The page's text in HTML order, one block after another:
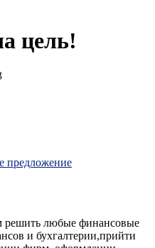
цель!
предложение
решить любые финансовые
и бухгалтерии,прийти